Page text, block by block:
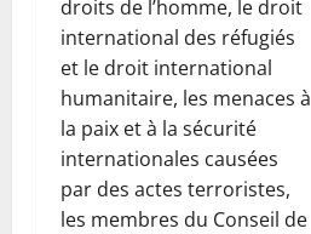
droits de l’homme, le droit
international des réfugiés
et le droit international
humanitaire, les menaces à
la paix et à la sécurité
internationales causées
par des actes terroristes,
les membres du Conseil de